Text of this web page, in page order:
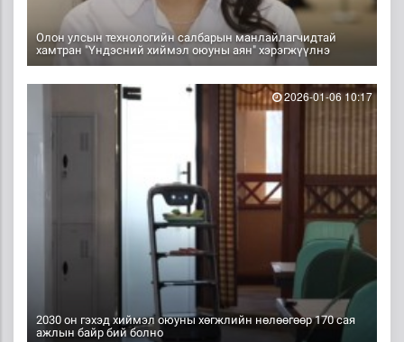
Олон улсын технологийн салбарын манлайлагчидтай
хамтран "Үндэсний хиймэл оюуны аян" хэрэгжүүлнэ
2030 он гэхэд хиймэл оюуны хөгжлийн нөлөөгөөр 170 сая
ажлын байр бий болно
2026-01-06 10:17